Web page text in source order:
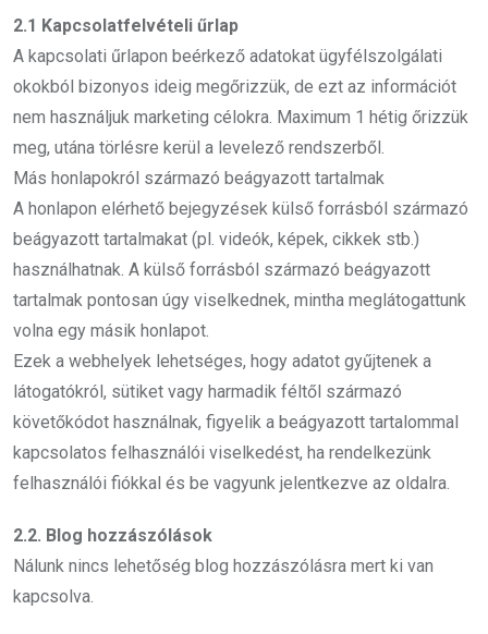
2.1 Kapcsolatfelvételi űrlap
A kapcsolati űrlapon beérkező adatokat ügyfélszolgálati
okokból bizonyos ideig megőrizzük, de ezt az információt
nem használjuk marketing célokra. Maximum 1 hétig őrizzük
meg, utána törlésre kerül a levelező rendszerből.
Más honlapokról származó beágyazott tartalmak
A honlapon elérhető bejegyzések külső forrásból származó
beágyazott tartalmakat (pl. videók, képek, cikkek stb.)
használhatnak. A külső forrásból származó beágyazott
tartalmak pontosan úgy viselkednek, mintha meglátogattunk
volna egy másik honlapot.
Ezek a webhelyek lehetséges, hogy adatot gyűjtenek a
látogatókról, sütiket vagy harmadik féltől származó
követőkódot használnak, figyelik a beágyazott tartalommal
kapcsolatos felhasználói viselkedést, ha rendelkezünk
felhasználói fiókkal és be vagyunk jelentkezve az oldalra.
2.2. Blog hozzászólások
Nálunk nincs lehetőség blog hozzászólásra mert ki van
kapcsolva.